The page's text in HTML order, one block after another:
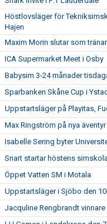
Höstlovsläger för
Hajen
Maxim Morin slutar som
ICA Supermarket Meet i Osby
Babysim 3-24 månader
Sparbanken Skåne Cup i Ystad
Uppstartsläger på Playitas,
Max Ringström på nya äventyr
Isabelle Sering byter
Snart startar höstens
Öppet Vatten SM i Motala
Uppstartsläger i Sjöbo den
Jacquline Rengbrandt vinnare